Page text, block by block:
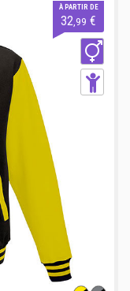
À PARTIR DE
32 ,99 €